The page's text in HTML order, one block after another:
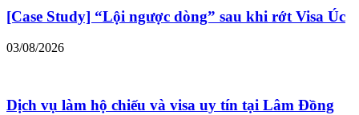
[Case Study] “Lội ngược dòng” sau khi rớt Visa Úc
03/08/2026
Dịch vụ làm hộ chiếu và visa uy tín tại Lâm Đồng